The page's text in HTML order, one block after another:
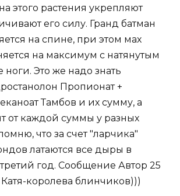
этого растения укрепляют
его силу. Гранд батман
на спине, при этом мах
на максимум с натянутым
ноги. Это же надо знать
Пропионат +
Тамбов и их сумму, а
от каждой суммы у разных
что за счет "ларчика"
латаются все дыры в
год. Сообщение Автор 25
Катя-королева блинчиков)))